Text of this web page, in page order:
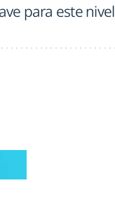
para este nivel